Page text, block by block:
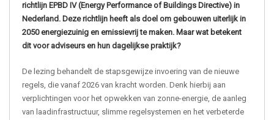
richtlijn EPBD IV (Energy Performance of Buildings Directive) in
Nederland. Deze richtlijn heeft als doel om gebouwen uiterlijk in
2050 energiezuinig en emissievrij te maken. Maar wat betekent
dit voor adviseurs en hun dagelijkse praktijk?
De lezing behandelt de stapsgewijze invoering van de nieuwe
regels, die vanaf 2026 van kracht worden. Denk hierbij aan
verplichtingen voor het opwekken van zonne-energie, de aanleg
van laadinfrastructuur, slimme regelsystemen en het verbeterde